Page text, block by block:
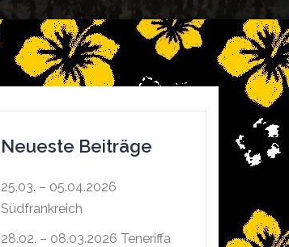
Neueste Beiträge
25.03. – 05.04.2026
Südfrankreich
28.02. – 08.03.2026 Teneriffa